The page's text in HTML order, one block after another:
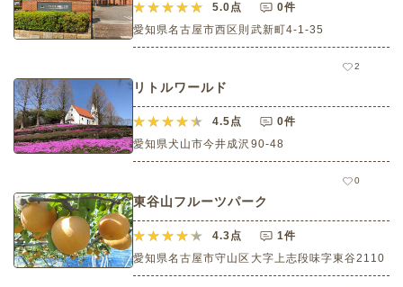
5.0点
0件
愛知県名古屋市西区則武新町4-1-35
2
リトルワールド
4.5点
0件
愛知県犬山市今井成沢90-48
0
東谷山フルーツパーク
4.3点
1件
愛知県名古屋市守山区大字上志段味字東谷2110